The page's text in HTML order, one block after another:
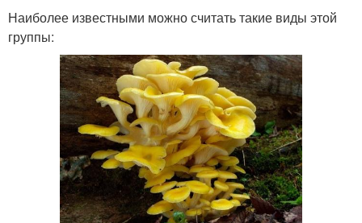
Наиболее известными можно считать такие виды этой
группы: